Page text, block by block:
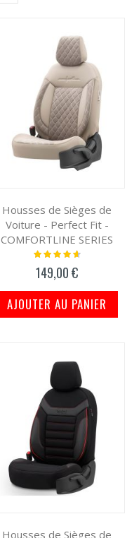
Housses de Sièges de
Voiture - Perfect Fit -
COMFORTLINE SERIES
Notation:
149,00 €
AJOUTER AU PANIER
Housses de Sièges de